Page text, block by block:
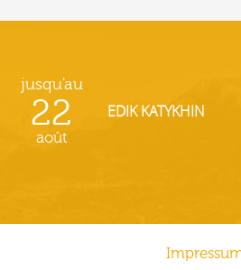
jusqu'au
22
août
EDIK KATYKHIN